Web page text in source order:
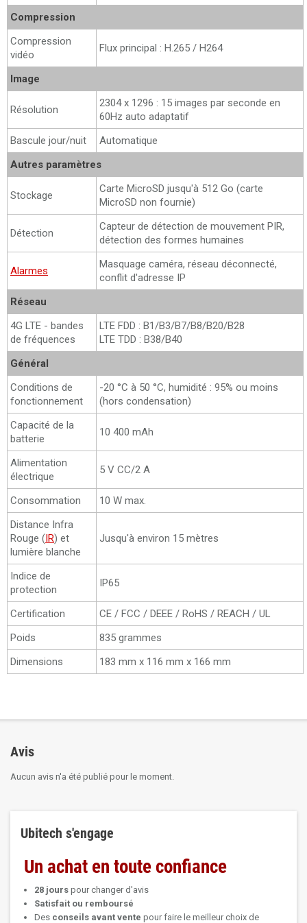
Compression
Compression
vidéo
Flux principal : H.265 / H264
Image
Résolution
2304 x 1296 : 15 images par seconde en
60Hz auto adaptatif
Bascule jour/nuit
Automatique
Autres paramètres
Stockage
Carte MicroSD jusqu'à 512 Go (carte
MicroSD non fournie)
Détection
Capteur de détection de mouvement PIR,
détection des formes humaines
Alarmes
Masquage caméra, réseau déconnecté,
conflit d'adresse IP
Réseau
4G LTE - bandes
de fréquences
LTE FDD : B1/B3/B7/B8/B20/B28
LTE TDD : B38/B40
Général
Conditions de
fonctionnement
-20 °C à 50 °C, humidité : 95% ou moins
(hors condensation)
Capacité de la
batterie
10 400 mAh
Alimentation
électrique
5 V CC/2 A
Consommation
10 W max.
Distance Infra
Rouge (IR) et
lumière blanche
Jusqu'à environ 15 mètres
Indice de
protection
IP65
Certification
CE / FCC / DEEE / RoHS / REACH / UL
Poids
835 grammes
Dimensions
183 mm x 116 mm x 166 mm
Avis
Aucun avis n'a été publié pour le moment.
Ubitech s'engage
Un achat en toute confiance
28 jours pour changer d'avis
Satisfait ou remboursé
Des conseils avant vente pour faire le meilleur choix de